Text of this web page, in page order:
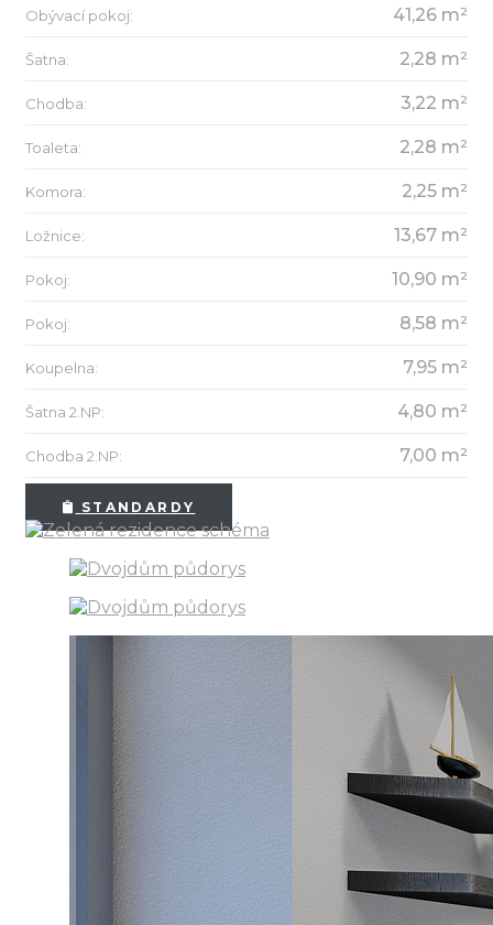
Obývací pokoj: 41,26 m²
Šatna: 2,28 m²
Chodba: 3,22 m²
Toaleta: 2,28 m²
Komora: 2,25 m²
Ložnice: 13,67 m²
Pokoj: 10,90 m²
Pokoj: 8,58 m²
Koupelna: 7,95 m²
Šatna 2.NP: 4,80 m²
Chodba 2.NP: 7,00 m²
STANDARDY